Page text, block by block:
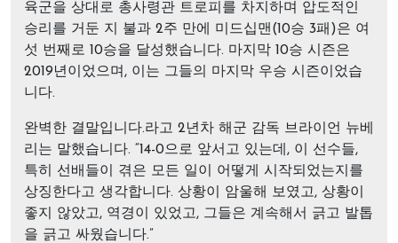
육군을 상대로 총사령관 트로피를 차지하며 압도적인
승리를 거둔 지 불과 2주 만에 미드십맨(10승 3패)은 여
섯 번째로 10승을 달성했습니다. 마지막 10승 시즌은
2019년이었으며, 이는 그들의 마지막 우승 시즌이었습
니다.
완벽한 결말입니다.라고 2년차 해군 감독 브라이언 뉴베
리는 말했습니다. “14-0으로 앞서고 있는데, 이 선수들,
특히 선배들이 겪은 모든 일이 어떻게 시작되었는지를
상징한다고 생각합니다. 상황이 암울해 보였고, 상황이
좋지 않았고, 역경이 있었고, 그들은 계속해서 긁고 발톱
을 긁고 싸웠습니다.”